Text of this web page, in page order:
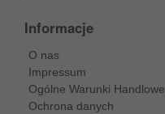
Informacje
O nas
Impressum
Ogólne Warunki Handlowe
Ochrona danych